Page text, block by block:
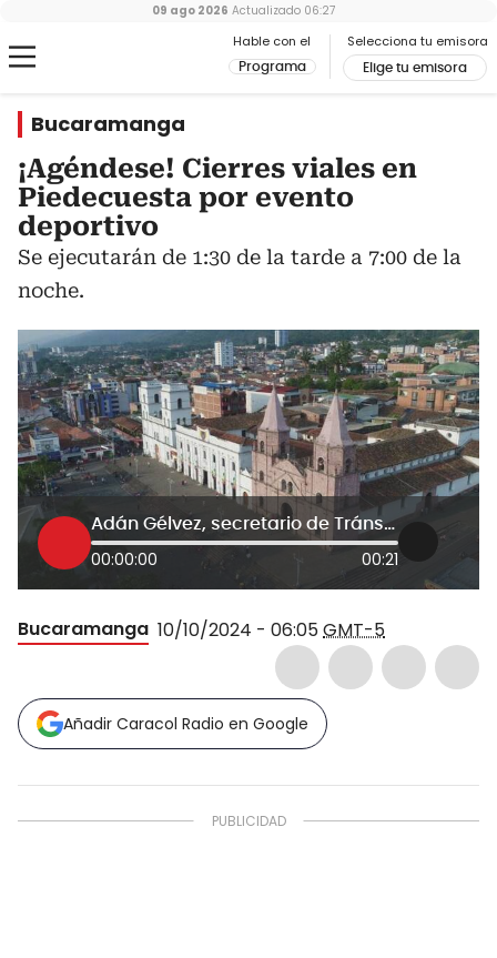
Hable con el
Programa
Selecciona tu emisora
Elige tu emisora
09 ago 2026 Actualizado 06:27
Bucaramanga
¡Agéndese! Cierres viales en
Piedecuesta por evento
deportivo
Se ejecutarán de 1:30 de la tarde a 7:00 de la
noche.
Adán Gélvez, secretario de Tránsito Piedecuesta
00:00:00 00:21
Bucaramanga 10/10/2024 - 06:05GMT-5
Añadir Caracol Radio en Google